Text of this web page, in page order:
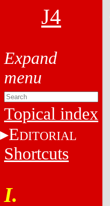
J4
Topical index
EDITORIAL
Shortcuts
I.